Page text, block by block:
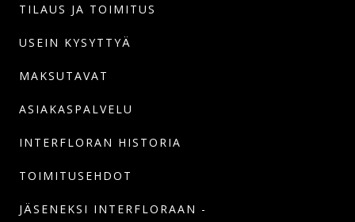
TILAUS JA TOIMITUS
USEIN KYSYTTYÄ
MAKSUTAVAT
ASIAKASPALVELU
INTERFLORAN HISTORIA
TOIMITUSEHDOT
JÄSENEKSI INTERFLORAAN -